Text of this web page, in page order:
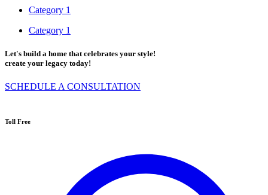
Category 1
Category 1
Let's build a home that celebrates your style!
create your legacy today!
SCHEDULE A CONSULTATION
Toll Free